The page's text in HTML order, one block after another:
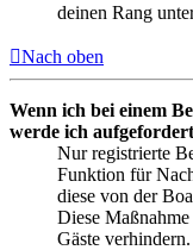
deinen Rang
Nach oben
Wenn ich bei einem
werde ich
Nur registrierte
Funktion für
diese von der
Diese
Gäste verhindern.